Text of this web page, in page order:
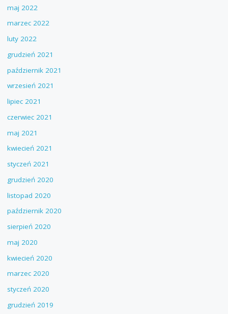
maj 2022
marzec 2022
luty 2022
grudzień 2021
październik 2021
wrzesień 2021
lipiec 2021
czerwiec 2021
maj 2021
kwiecień 2021
styczeń 2021
grudzień 2020
listopad 2020
październik 2020
sierpień 2020
maj 2020
kwiecień 2020
marzec 2020
styczeń 2020
grudzień 2019